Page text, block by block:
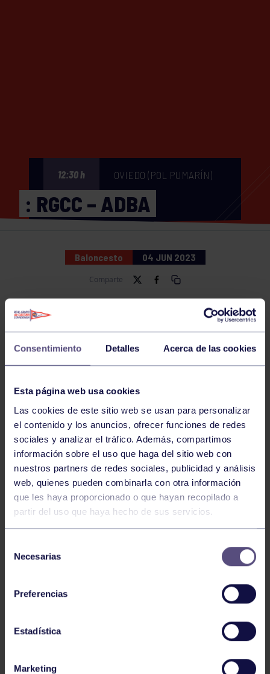
Consentimiento Detalles Acerca de las cookies
Esta página web usa cookies
Las cookies de este sitio web se usan para personalizar
el contenido y los anuncios, ofrecer funciones de redes
sociales y analizar el tráfico. Además, compartimos
información sobre el uso que haga del sitio web con
nuestros partners de redes sociales, publicidad y análisis
web, quienes pueden combinarla con otra información
que les haya proporcionado o que hayan recopilado a
partir del uso que haya hecho de sus servicios.
Necesarias
Preferencias
Estadística
Marketing
12:30 h OVIEDO (POL PUMARÍN)
: RGCC – ADBA
Baloncesto 04 JUN 2023
Comparte
NOTICIAS RELACIONADAS
Baloncesto 13 Abr 2026
ÚLTIMOS RESULTADOS DE LA SECCIÓN
XI TORNEO DE CARNAVAL